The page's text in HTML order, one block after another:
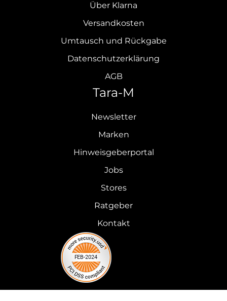
Über Klarna
Versandkosten
Umtausch und Rückgabe
Datenschutzerklärung
AGB
Tara-M
Newsletter
Marken
Hinweisgeberportal
Jobs
Stores
Ratgeber
Kontakt